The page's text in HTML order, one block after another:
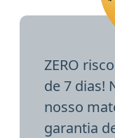
ZERO
de 7 dias!
nosso
garantia